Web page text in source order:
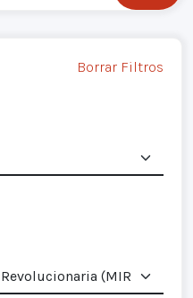
Borrar Filtros